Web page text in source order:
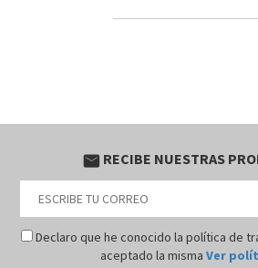
email RECIBE NUESTRAS
Declaro que he conocido la política de
aceptado la misma Ver